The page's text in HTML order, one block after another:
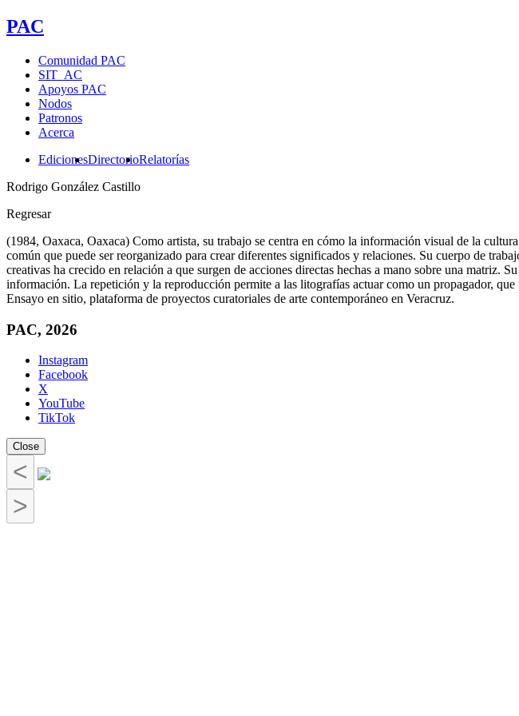
PAC
Comunidad PAC
SIT_AC
Apoyos PAC
Nodos
Patronos
Acerca
EdicionesDirectorioRelatorías
Rodrigo González Castillo
Regresar
(1984, Oaxaca, Oaxaca) Como artista, su trabajo se centra en cómo la información visual de la
común que puede ser reorganizado para crear diferentes significados y relaciones. Su cuerpo de
creativas ha crecido en relación a que surgen de acciones directas hechas a mano sobre una
información. La repetición y la reproducción permite a las litografías actuar como un propagador,
Ensayo en sitio, plataforma de proyectos curatoriales de arte contemporáneo en Veracruz.
PAC, 2026
Instagram
Facebook
X
YouTube
TikTok
Close
<
>